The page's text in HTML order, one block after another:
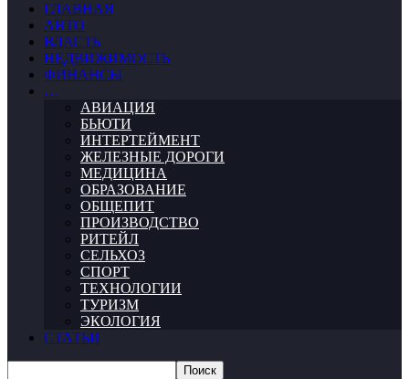
ГЛАВНАЯ
АВТО
ВЛАСТЬ
НЕДВИЖИМОСТЬ
ФИНАНСЫ
…
АВИАЦИЯ
БЬЮТИ
ИНТЕРТЕЙМЕНТ
ЖЕЛЕЗНЫЕ ДОРОГИ
МЕДИЦИНА
ОБРАЗОВАНИЕ
ОБЩЕПИТ
ПРОИЗВОДСТВО
РИТЕЙЛ
СЕЛЬХОЗ
СПОРТ
ТЕХНОЛОГИИ
ТУРИЗМ
ЭКОЛОГИЯ
СТАТЬИ